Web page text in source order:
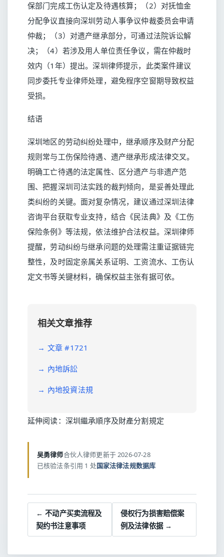
保部门完成工伤认定及待遇核算；（2）对抚恤金
分配争议直接向深圳劳动人事争议仲裁委员会申请
仲裁；（3）对遗产继承部分，可通过法院诉讼解
决；（4）若涉及用人单位责任争议，需在仲裁时
效内（1年）提出。深圳律师提示，此类案件建议
同步委托专业律师处理，避免程序空窗期导致权益
受损。
结语
深圳地区的劳动纠纷处理中，继承顺序及财产分配
规则常与工伤保险待遇、遗产继承形成法律交叉。
明确工亡待遇的法定属性、区分遗产与非遗产范
围、把握深圳司法实践的裁判倾向，是妥善处理此
类纠纷的关键。面对复杂情况，建议通过深圳法律
咨询平台获取专业支持，结合《民法典》及《工伤
保险条例》等法规，依法维护合法权益。深圳律师
提醒，劳动纠纷与继承问题的处理需注重证据链完
整性，及时固定亲属关系证明、工资流水、工伤认
定文书等关键材料，确保权益主张有据可依。
相关文章推荐
→ 文章 #1721
→ 內地訴訟
→ 內地投資法規
延伸阅读： 深圳繼承順序及財產分割規定
吴勇律师合伙人律师更新于 2026-07-28
已核验法条引用 1 处国家法律法规数据库
← 不动产买卖流程及
契约书注意事项
侵权行为损害赔偿案
例及法律依据 →